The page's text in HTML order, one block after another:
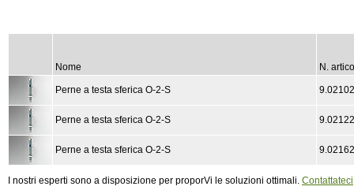
Nome N.
Perne a testa sferica O-2-S
Perne a testa sferica O-2-S
Perne a testa sferica O-2-S 9.02162
I nostri esperti sono a disposizione per proporVi le soluzioni ottimali. Contattateci